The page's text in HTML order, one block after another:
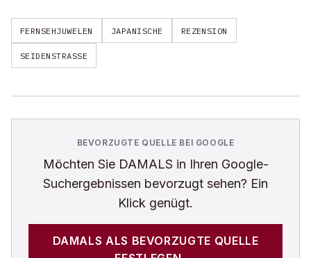
FERNSEHJUWELEN JAPANISCHE REZENSION
SEIDENSTRASSE
BEVORZUGTE QUELLE BEI GOOGLE
Möchten Sie DAMALS in Ihren Google-
Suchergebnissen bevorzugt sehen? Ein
Klick genügt.
DAMALS ALS BEVORZUGTE QUELLE